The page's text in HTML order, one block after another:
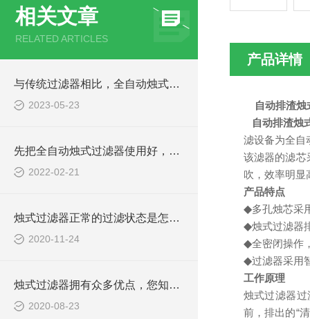
相关文章
RELATED ARTICLES
与传统过滤器相比，全自动烛式过滤器具有许多优势
2023-05-23
先把全自动烛式过滤器使用好，必须先要了解它的特点
2022-02-21
烛式过滤器正常的过滤状态是怎样的？
2020-11-24
烛式过滤器拥有众多优点，您知道几点
2020-08-23
产品详情
自动排渣烛
自动排渣烛
滤设备为全自
该滤器的滤芯
吹，效率明显
产品特点
◆多孔烛芯采
◆烛式过滤器
◆全密闭操作
◆过滤器采用
工作原理
烛式过滤器
前，排出的“